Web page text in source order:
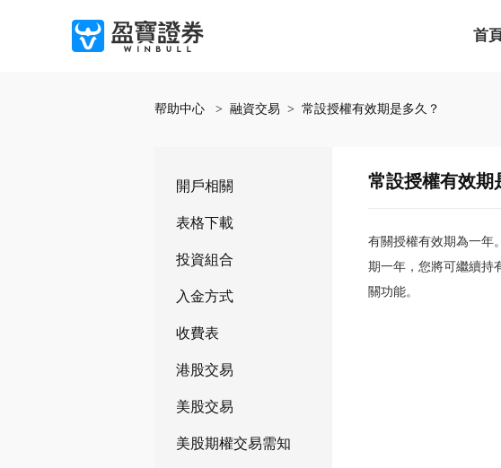
首
帮助中心 融資交易 常設授權有效期是多久？
開戶相關
表格下載
投資組合
入金方式
收費表
港股交易
美股交易
美股期權交易需知
常設授權有效期
有關授權有效期為一年
期一年，您將可繼續持
關功能。